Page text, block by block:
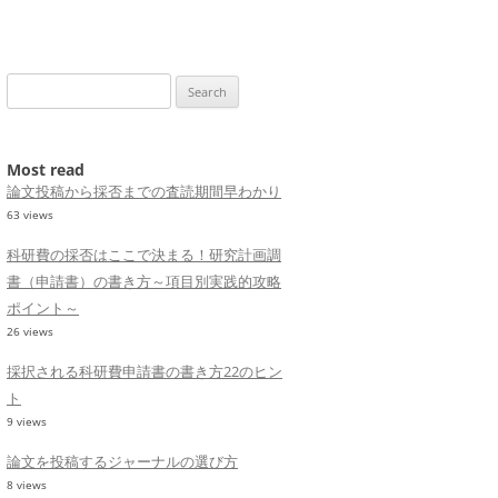
for:
Most read
論文投稿から採否までの査読期間早わかり
63 views
科研費の採否はここで決まる！研究計画調
書（申請書）の書き方～項目別実践的攻略
ポイント～
26 views
採択される科研費申請書の書き方22のヒン
ト
9 views
論文を投稿するジャーナルの選び方
8 views